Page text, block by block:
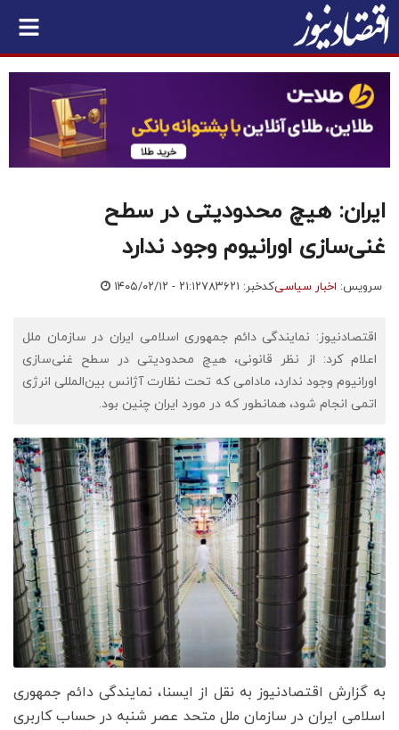
ایران: هیچ محدودیتی در سطح
غنی‌سازی اورانیوم وجود ندارد
سرویس: اخبار سیاسیکدخبر: ۷۸۳۶۲۱ ۱۴۰۵/۰۲/۱۲ - ۲۱:۱۲
اقتصادنیوز: نمایندگی دائم جمهوری اسلامی ایران در سازمان ملل
اعلام کرد: از نظر قانونی، هیچ محدودیتی در سطح غنی‌سازی
اورانیوم وجود ندارد، مادامی که تحت نظارت آژانس بین‌المللی انرژی
اتمی انجام شود، همانطور که در مورد ایران چنین بود.
به گزارش اقتصادنیوز به نقل از ایسنا، نمایندگی دائم جمهوری
اسلامی ایران در سازمان ملل متحد عصر شنبه در حساب کاربری